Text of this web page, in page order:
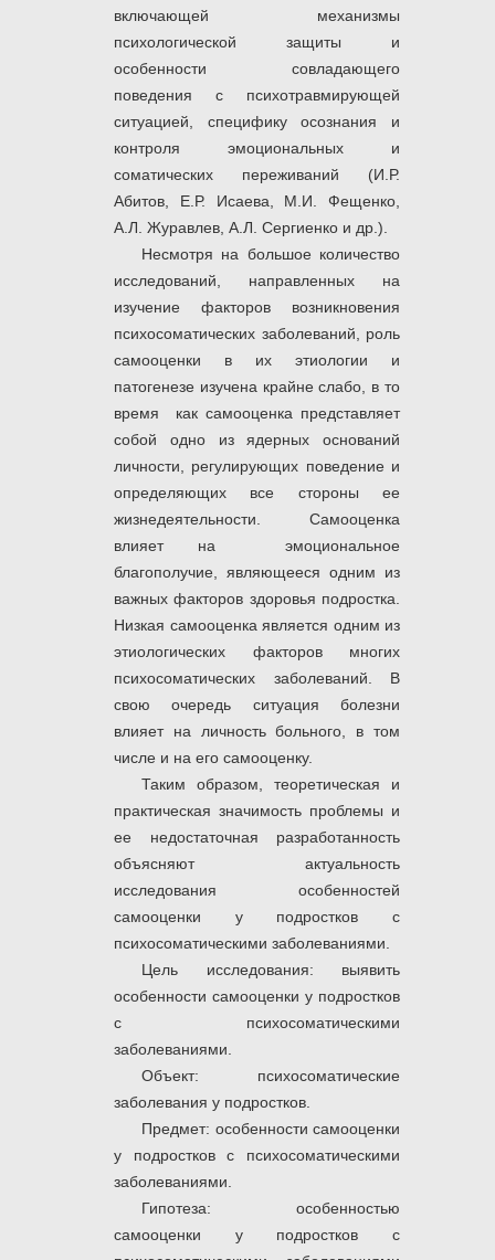
включающей механизмы
психологической защиты и
особенности совладающего
поведения с психотравмирующей
ситуацией, специфику осознания и
контроля эмоциональных и
соматических переживаний (И.Р.
Абитов, Е.Р. Исаева, М.И. Фещенко,
А.Л. Журавлев, А.Л. Сергиенко и др.).
Несмотря на большое количество
исследований, направленных на
изучение факторов возникновения
психосоматических заболеваний, роль
самооценки в их этиологии и
патогенезе изучена крайне слабо, в то
время как самооценка представляет
собой одно из ядерных оснований
личности, регулирующих поведение и
определяющих все стороны ее
жизнедеятельности. Самооценка
влияет на эмоциональное
благополучие, являющееся одним из
важных факторов здоровья подростка.
Низкая самооценка является одним из
этиологических факторов многих
психосоматических заболеваний. В
свою очередь ситуация болезни
влияет на личность больного, в том
числе и на его самооценку.
Таким образом, теоретическая и
практическая значимость проблемы и
ее недостаточная разработанность
объясняют актуальность
исследования особенностей
самооценки у подростков с
психосоматическими заболеваниями.
Цель исследования: выявить
особенности самооценки у подростков
с психосоматическими
заболеваниями.
Объект: психосоматические
заболевания у подростков.
Предмет: особенности самооценки
у подростков с психосоматическими
заболеваниями.
Гипотеза: особенностью
самооценки у подростков с